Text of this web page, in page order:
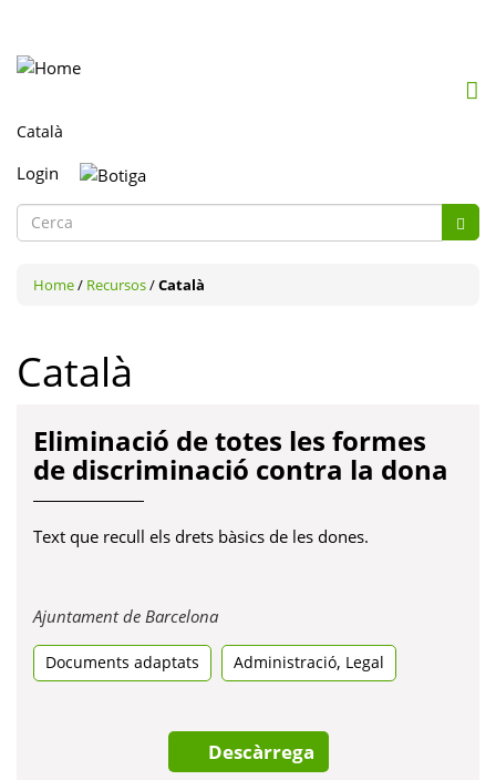
Login
Formulari
cerca
Home/ Recursos/Català
Català
Eliminació de totes les formes
de discriminació contra la dona
Text que recull els drets bàsics de les dones.
Ajuntament de BarcelonaObre
una
pestanya
Documents adaptats Administració, Legal
Descàrrega